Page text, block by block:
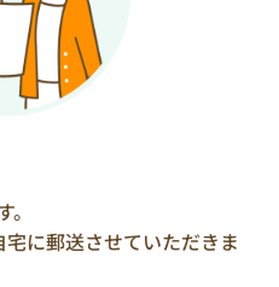
に郵送させていただきま